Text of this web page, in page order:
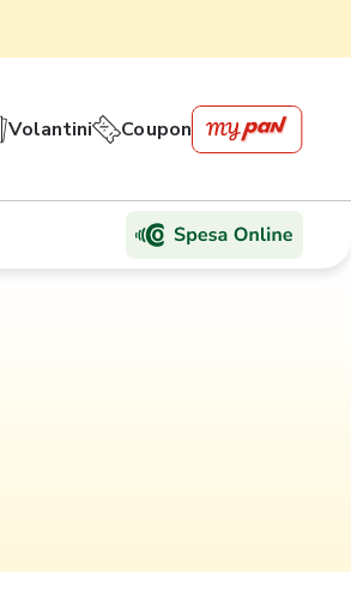
Volantini Coupon